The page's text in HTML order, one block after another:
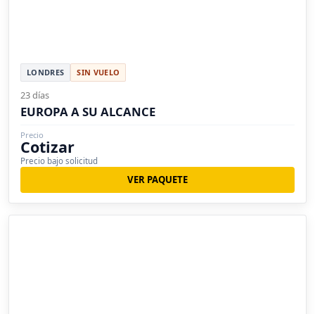
LONDRES SIN VUELO
23 días
EUROPA A SU ALCANCE
Precio
Cotizar
Precio bajo solicitud
VER PAQUETE